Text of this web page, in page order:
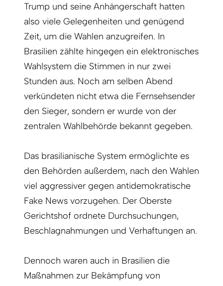
Trump und seine Anhängerschaft hatten
also viele Gelegenheiten und genügend
Zeit, um die Wahlen anzugreifen. In
Brasilien zählte hingegen ein elektronisches
Wahlsystem die Stimmen in nur zwei
Stunden aus. Noch am selben Abend
verkündeten nicht etwa die Fernsehsender
den Sieger, sondern er wurde von der
zentralen Wahlbehörde bekannt gegeben.
Das brasilianische System ermöglichte es
den Behörden außerdem, nach den Wahlen
viel aggressiver gegen antidemokratische
Fake News vorzugehen. Der Oberste
Gerichtshof ordnete Durchsuchungen,
Beschlagnahmungen und Verhaftungen an.
Dennoch waren auch in Brasilien die
Maßnahmen zur Bekämpfung von